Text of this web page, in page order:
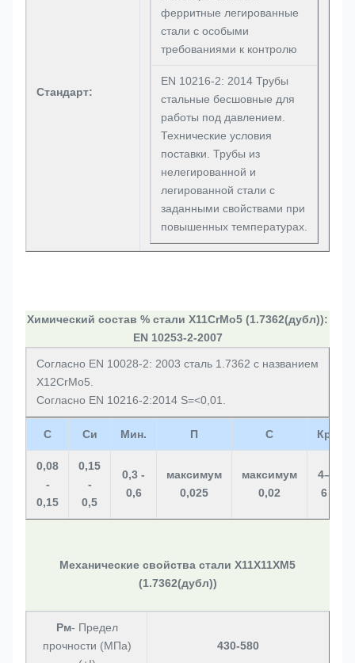
Стандарт:
ферритные легированные
стали с особыми
требованиями к контролю
EN 10216-2: 2014 Трубы
стальные бесшовные для
работы под давлением.
Технические условия
поставки. Трубы из
нелегированной и
легированной стали с
заданными свойствами при
повышенных температурах.
Химический состав % стали X11CrMo5 (1.7362(дубл)):
EN 10253-2-2007
Согласно EN 10028-2: 2003 сталь 1.7362 с названием
X12CrMo5.
Согласно EN 10216-2:2014 S=<0,01.
С Си Мин. П С Кр
0,08
-
0,15
0,15
-
0,5
0,3 -
0,6
максимум
0,025
максимум
0,02
4–
6
Механические свойства стали Х11Х11ХМ5
(1.7362(дубл))
Рм- Предел
прочности (МПа)
430-580